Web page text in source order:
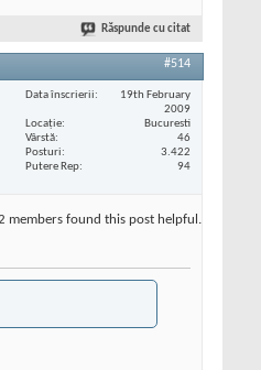
Răspunde cu citat
#514
Data înscrierii
19th February
2009
Locaţie
Bucuresti
Vârstă
46
Posturi
3.422
Putere Rep
94
members found this post helpful.